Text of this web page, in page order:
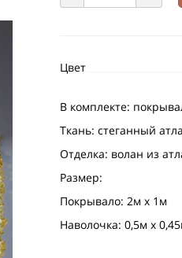
Цвет
В комплекте:
Ткань: стеганный
Отделка: волан из
Размер:
Покрывало: 2м х 1м
Наволочка: 0,5м х